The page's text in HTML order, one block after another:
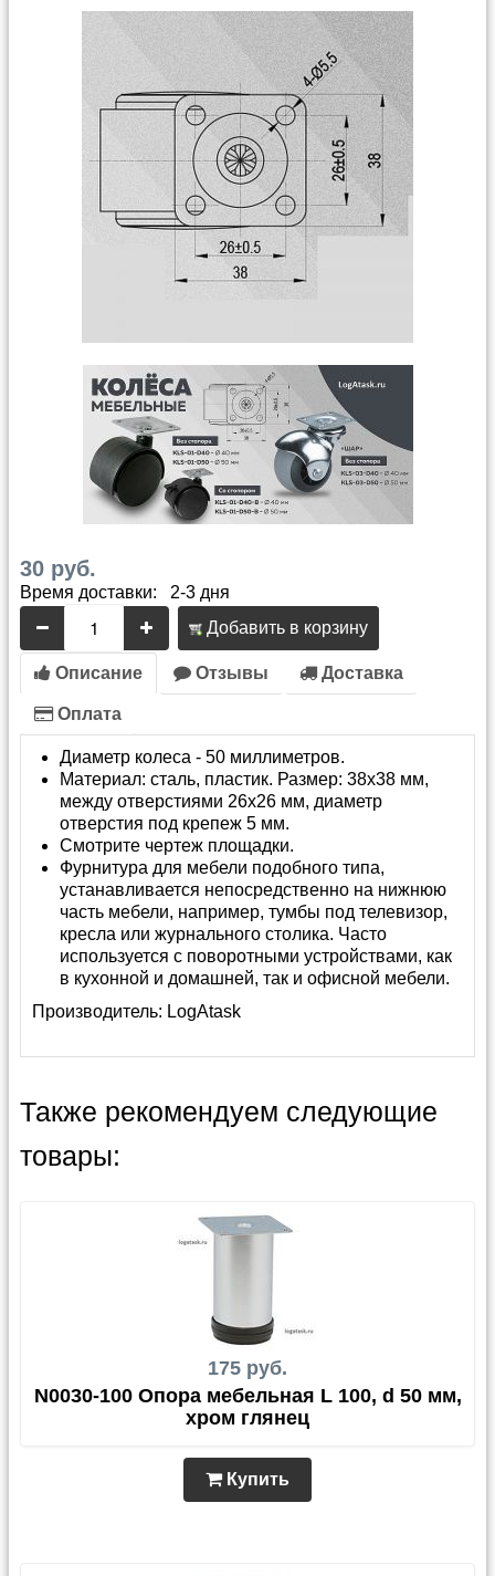
30 руб.
Время доставки: 2-3 дня
Добавить в корзину
Описание Отзывы Доставка
Оплата
Диаметр колеса - 50 миллиметров.
Материал: сталь, пластик. Размер: 38х38 мм,
между отверстиями 26х26 мм, диаметр
отверстия под крепеж 5 мм.
Смотрите чертеж площадки.
Фурнитура для мебели подобного типа,
устанавливается непосредственно на нижнюю
часть мебели, например, тумбы под телевизор,
кресла или журнального столика. Часто
используется с поворотными устройствами, как
в кухонной и домашней, так и офисной мебели.
Производитель: LogAtask
Также рекомендуем следующие
товары:
175 руб.
N0030-100 Опора мебельная L 100, d 50 мм,
хром глянец
Купить